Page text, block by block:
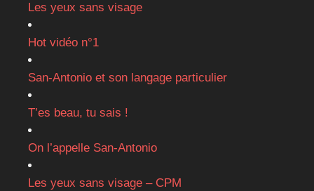
Les yeux sans visage
Hot vidéo n°1
San-Antonio et son langage particulier
T’es beau, tu sais !
On l’appelle San-Antonio
Les yeux sans visage – CPM